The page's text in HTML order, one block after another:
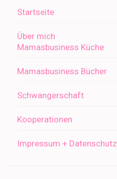
Startseite
Über mich
Mamasbusiness Küche
Mamasbusiness Bücher
Schwangerschaft
Kooperationen
Impressum + Datenschutz